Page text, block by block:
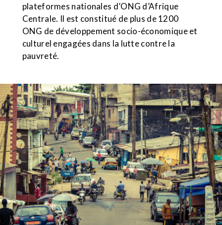
plateformes nationales d’ONG d’Afrique
Centrale. Il est constitué de plus de 1200
ONG de développement socio-économique et
culturel engagées dans la lutte contre la
pauvreté.